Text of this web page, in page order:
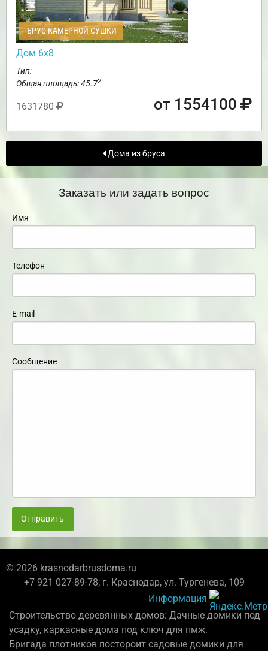
БРУС КАМЕРНОЙ СУШКИ
Дом 6х8
Тип:
Общая площадь: 45.72
1631780 от 1554100
Дома из бруса
Заказать или задать вопрос
Имя
Телефон
E-mail
Сообщение
Отправить
© 2026 krasnodarbrusdoma.ru
+7 921 027-89-78; г. Краснодар, ул. Тургенева, 109
Информация
Строительство деревянных домов: Дачные домики под
усадку, каркасные дома под ключ для пмж.
Бригада плотников постороит садовые домики для